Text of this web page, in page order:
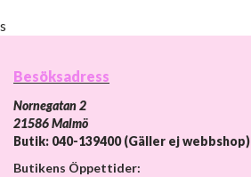
s
Besöksadress
Nornegatan 2
21586 Malmö
Butik: 040-139400 (Gäller ej webbshop)
Butikens Öppettider: